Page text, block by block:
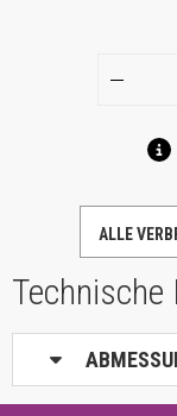
ALLE
Technische